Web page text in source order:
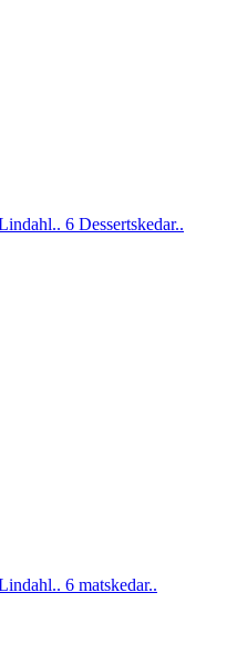
6 Dessertskedar..
6 matskedar..